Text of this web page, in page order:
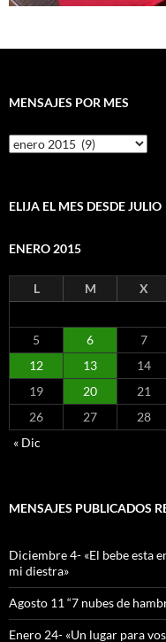
MENSAJES POR MES
Mensajes
por
ELIJA EL MES DESDE JULIO
ENERO 2015
L M X
5
6 7
12
13 14
19
20 21
26
27 28
« Dic
MENSAJES PUBLICADOS
Diciembre 4- «El bebe esta
mi diestra»
Agosto 11 “7 nubes de
Enero 24- «Un lugar para